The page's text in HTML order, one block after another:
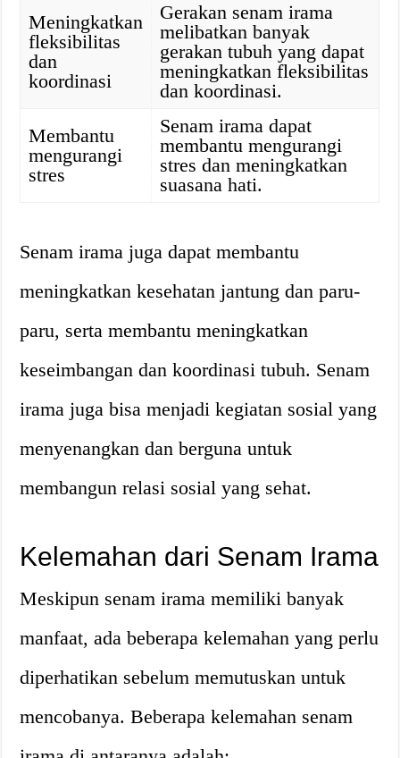
Meningkatkan
fleksibilitas
dan
koordinasi
Gerakan senam irama
melibatkan banyak
gerakan tubuh yang dapat
meningkatkan fleksibilitas
dan koordinasi.
Membantu
mengurangi
stres
Senam irama dapat
membantu mengurangi
stres dan meningkatkan
suasana hati.
Senam irama juga dapat membantu
meningkatkan kesehatan jantung dan paru-
paru, serta membantu meningkatkan
keseimbangan dan koordinasi tubuh. Senam
irama juga bisa menjadi kegiatan sosial yang
menyenangkan dan berguna untuk
membangun relasi sosial yang sehat.
Kelemahan dari Senam Irama
Meskipun senam irama memiliki banyak
manfaat, ada beberapa kelemahan yang perlu
diperhatikan sebelum memutuskan untuk
mencobanya. Beberapa kelemahan senam